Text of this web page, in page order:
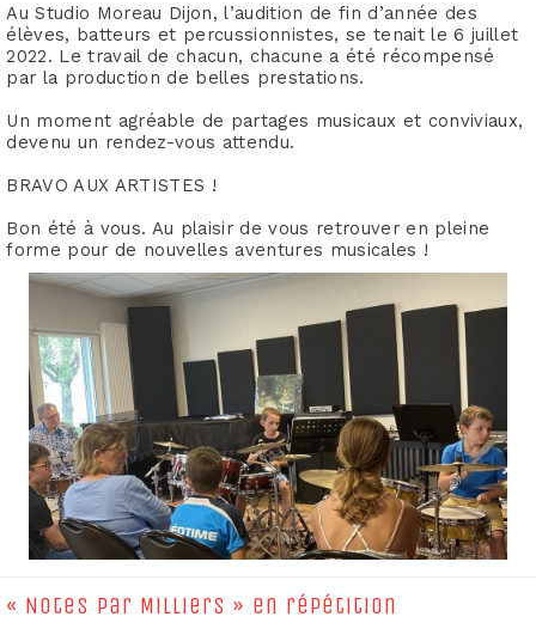
Au Studio Moreau Dijon, l’audition de fin d’année des
élèves, batteurs et percussionnistes, se tenait le 6 juillet
2022. Le travail de chacun, chacune a été récompensé
par la production de belles prestations.
Un moment agréable de partages musicaux et conviviaux,
devenu un rendez-vous attendu.
BRAVO AUX ARTISTES !
Bon été à vous. Au plaisir de vous retrouver en pleine
forme pour de nouvelles aventures musicales !
« Notes par Milliers » en répétition